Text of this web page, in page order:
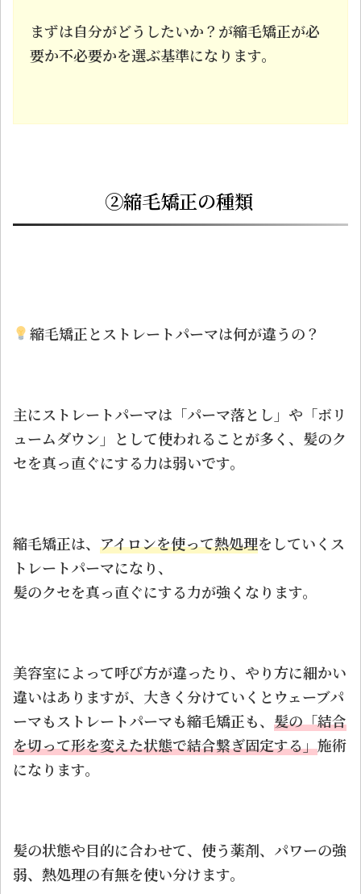
まずは自分がどうしたいか？が縮毛矯正が必
要か不必要かを選ぶ基準になります。
②縮毛矯正の種類
縮毛矯正とストレートパーマは何が違うの？
主にストレートパーマは「パーマ落とし」や「ボリ
ュームダウン」として使われることが多く、髪のク
セを真っ直ぐにする力は弱いです。
縮毛矯正は、 アイロンを使って熱処理をしていくス
トレートパーマになり、
髪のクセを真っ直ぐにする力が強くなります。
美容室によって呼び方が違ったり、やり方に細かい
違いはありますが、大きく分けていくとウェーブパ
ーマもストレートパーマも縮毛矯正も、 髪の「結合
を切って形を変えた状態で結合繋ぎ固定する」施術
になります。
髪の状態や目的に合わせて、使う薬剤、パワーの強
弱、熱処理の有無を使い分けます。